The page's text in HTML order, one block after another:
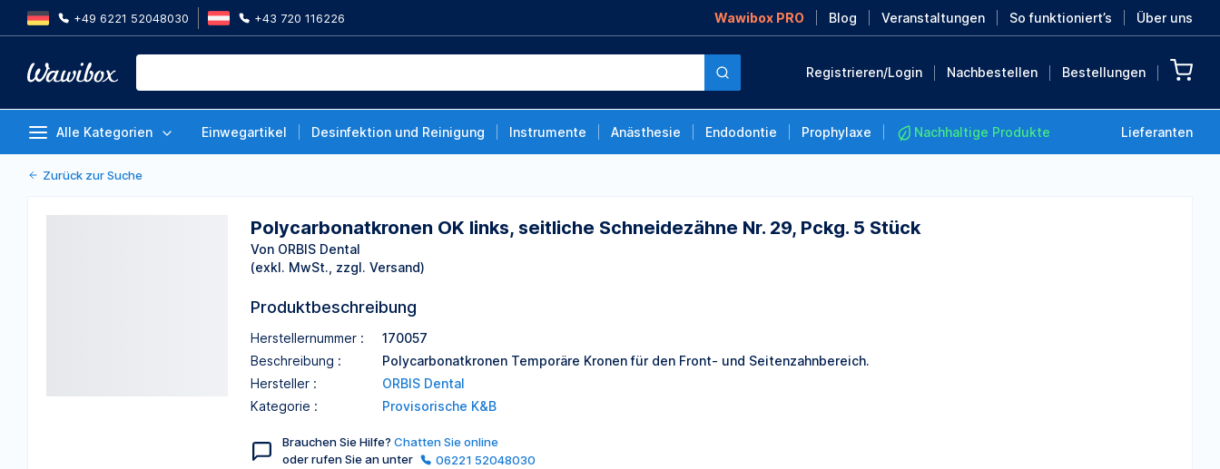
+49 6221 52048030 +43 720 116226 Wawibox PRO Blog Veranstaltungen So funktioniert’s Über uns
Registrieren/Login Nachbestellen Bestellungen
Alle Kategorien Einwegartikel Desinfektion und Reinigung Instrumente Anästhesie Endodontie Prophylaxe Nachhaltige Produkte Lieferanten
Polycarbonatkronen OK links, seitliche
Zurück zur Suche
Polycarbonatkronen OK links, seitliche Schneidezähne Nr. 29, Pckg. 5 Stück
Von ORBIS Dental
(exkl. MwSt., zzgl. Versand)
Produktbeschreibung
Herstellernummer :
170057
Beschreibung :
Polycarbonatkronen Temporäre Kronen für den Front- und Seitenzahnbereich.
Hersteller :
ORBIS Dental
Kategorie :
Provisorische K&B
Brauchen Sie Hilfe? Chatten Sie online
oder rufen Sie an unter
06221 52048030